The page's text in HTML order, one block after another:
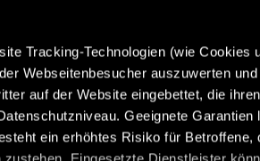
Tracking-Technologien (wie Cookies
Webseitenbesucher auszuwerten
auf der Website eingebettet, die
Geeignete Garantien
ein erhöhtes Risiko für
about Hymer Original
Accessories:
hymer-original-
https://